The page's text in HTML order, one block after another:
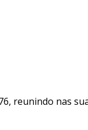
reunindo nas